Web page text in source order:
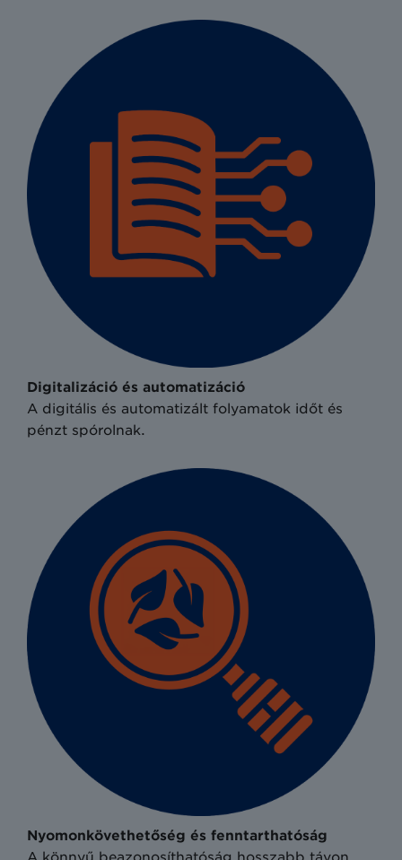
Digitalizáció és automatizáció
A digitális és automatizált folyamatok időt és
pénzt spórolnak.
Nyomonkövethetőség és fenntarthatóság